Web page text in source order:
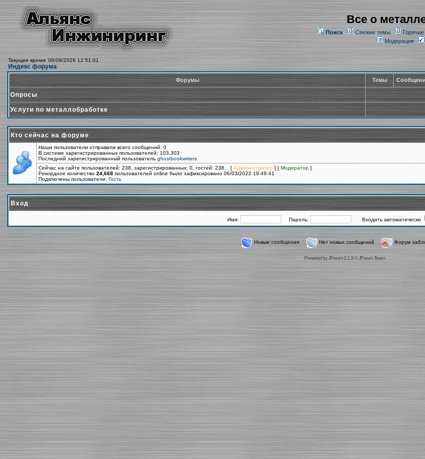
Все о
Поиск Свежие темы
Модерация
Текущее время: 06/08/2026 12:51:01
Индекс форума
Форумы Темы
Опросы
Услуги по металлобработке
Кто сейчас на форуме
Наши пользователи отправили всего сообщений: 0
В системе зарегистрированных пользователей: 103,303
Последний зарегистрированный пользователь ghostbookwriters
Сейчас на сайте пользователей: 238, зарегистрированных: 0, гостей: 238. [ Администратор ] [ Модератор ]
Рекордное количество 24,668 пользователей online было зафиксировано 06/03/2022 19:49:41
Подключены пользователи: Гость
Вход
Имя: Пароль: Входить автоматически
Новые сообщения Нет новых сообщений Форум
Powered byJForum 2.1.9©JForum Team